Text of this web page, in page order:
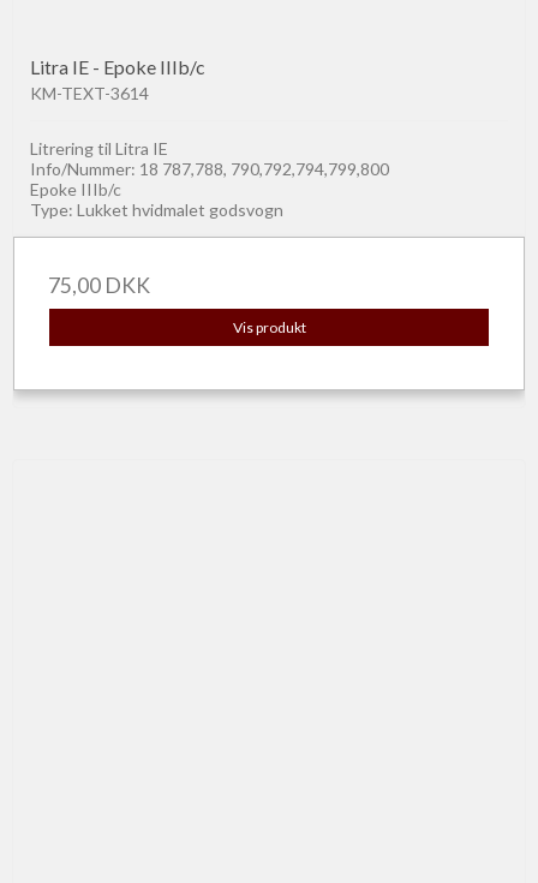
Litra IE - Epoke IIIb/c
KM-TEXT-3614
Litrering til Litra IE
Info/Nummer: 18 787,788, 790,792,794,799,800
Epoke IIIb/c
Type: Lukket hvidmalet godsvogn
75,00 DKK
Vis produkt